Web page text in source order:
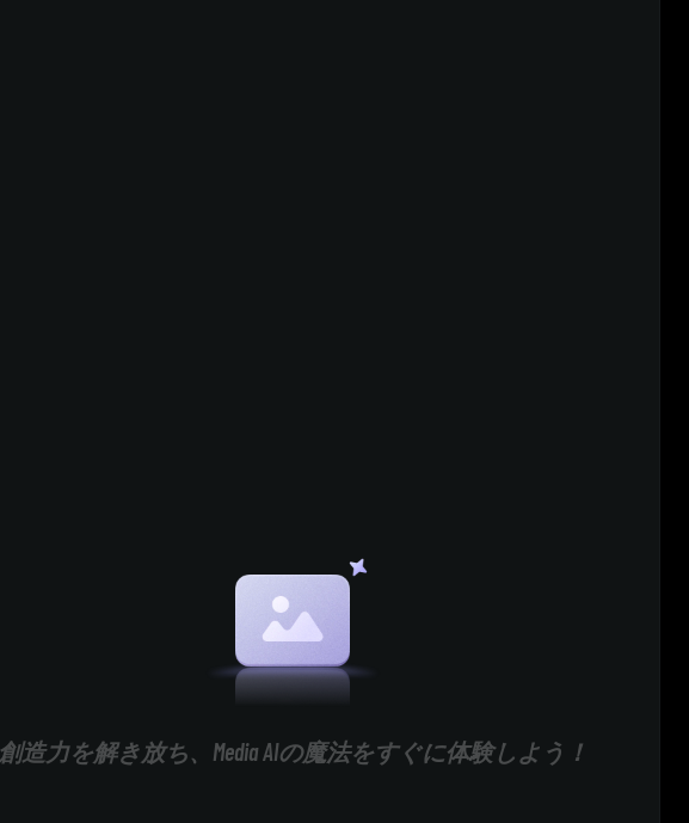
創造力を解き放ち、Media AIの魔法をすぐに体験しよう！